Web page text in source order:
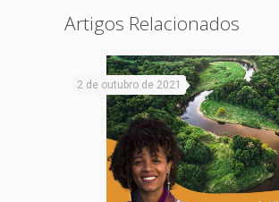
Artigos Relacionados
2 de outubro de 2021